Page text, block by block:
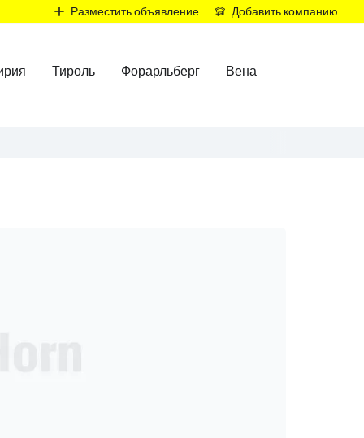
Разместить объявление Добавить компанию
Тироль Форарльберг Вена